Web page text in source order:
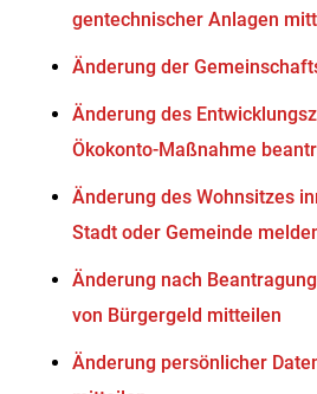
gentechnischer Anlagen
Änderung der
Änderung des
Ökokonto-Maßnahme
Änderung des Wohnsitzes
Stadt oder Gemeinde
Änderung nach
von Bürgergeld mitteilen
Änderung persönlicher